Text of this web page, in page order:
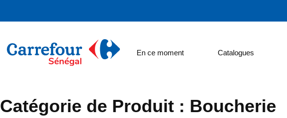
En ce moment Catalogues
Catégorie de Produit : Boucherie